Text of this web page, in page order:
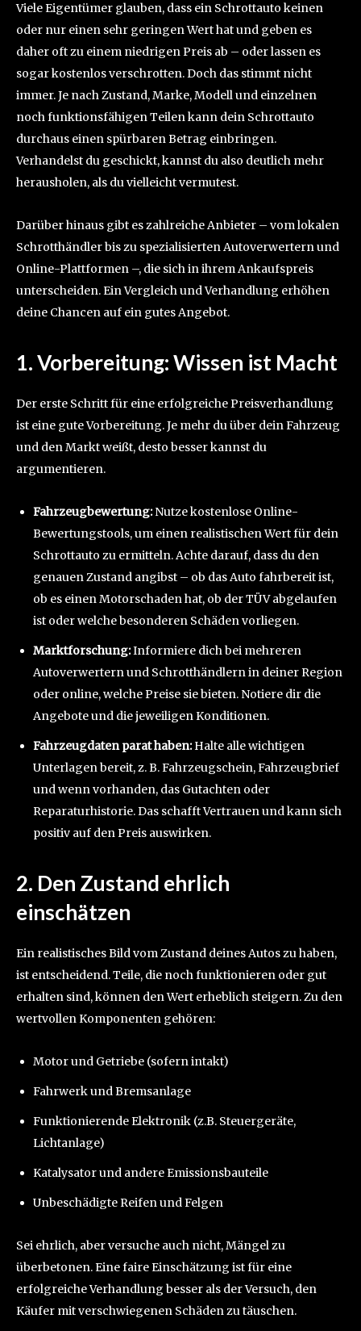
Viele Eigentümer glauben, dass ein Schrottauto keinen
oder nur einen sehr geringen Wert hat und geben es
daher oft zu einem niedrigen Preis ab – oder lassen es
sogar kostenlos verschrotten. Doch das stimmt nicht
immer. Je nach Zustand, Marke, Modell und einzelnen
noch funktionsfähigen Teilen kann dein Schrottauto
durchaus einen spürbaren Betrag einbringen.
Verhandelst du geschickt, kannst du also deutlich mehr
herausholen, als du vielleicht vermutest.
Darüber hinaus gibt es zahlreiche Anbieter – vom lokalen
Schrotthändler bis zu spezialisierten Autoverwertern und
Online-Plattformen –, die sich in ihrem Ankaufspreis
unterscheiden. Ein Vergleich und Verhandlung erhöhen
deine Chancen auf ein gutes Angebot.
1. Vorbereitung: Wissen ist Macht
Der erste Schritt für eine erfolgreiche Preisverhandlung
ist eine gute Vorbereitung. Je mehr du über dein Fahrzeug
und den Markt weißt, desto besser kannst du
argumentieren.
Fahrzeugbewertung:Nutze kostenlose Online-
Bewertungstools, um einen realistischen Wert für dein
Schrottauto zu ermitteln. Achte darauf, dass du den
genauen Zustand angibst – ob das Auto fahrbereit ist,
ob es einen Motorschaden hat, ob der TÜV abgelaufen
ist oder welche besonderen Schäden vorliegen.
Marktforschung:Informiere dich bei mehreren
Autoverwertern und Schrotthändlern in deiner Region
oder online, welche Preise sie bieten. Notiere dir die
Angebote und die jeweiligen Konditionen.
Fahrzeugdaten parat haben:Halte alle wichtigen
Unterlagen bereit, z. B. Fahrzeugschein, Fahrzeugbrief
und wenn vorhanden, das Gutachten oder
Reparaturhistorie. Das schafft Vertrauen und kann sich
positiv auf den Preis auswirken.
2. Den Zustand ehrlich
einschätzen
Ein realistisches Bild vom Zustand deines Autos zu haben,
ist entscheidend. Teile, die noch funktionieren oder gut
erhalten sind, können den Wert erheblich steigern. Zu den
wertvollen Komponenten gehören:
Motor und Getriebe (sofern intakt)
Fahrwerk und Bremsanlage
Funktionierende Elektronik (z.B. Steuergeräte,
Lichtanlage)
Katalysator und andere Emissionsbauteile
Unbeschädigte Reifen und Felgen
Sei ehrlich, aber versuche auch nicht, Mängel zu
überbetonen. Eine faire Einschätzung ist für eine
erfolgreiche Verhandlung besser als der Versuch, den
Käufer mit verschwiegenen Schäden zu täuschen.